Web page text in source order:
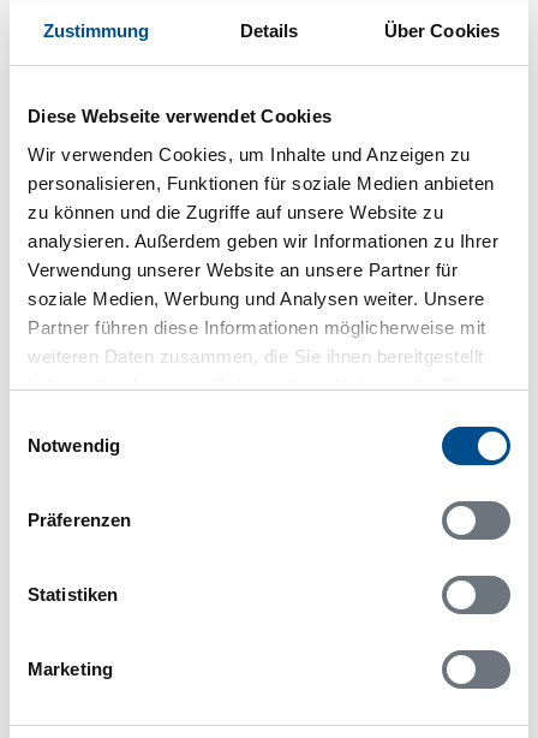
Zustimmung Details Über Cookies
Diese Webseite verwendet Cookies
Wir verwenden Cookies, um Inhalte und Anzeigen zu
personalisieren, Funktionen für soziale Medien anbieten
zu können und die Zugriffe auf unsere Website zu
analysieren. Außerdem geben wir Informationen zu Ihrer
Verwendung unserer Website an unsere Partner für
soziale Medien, Werbung und Analysen weiter. Unsere
Partner führen diese Informationen möglicherweise mit
weiteren Daten zusammen, die Sie ihnen bereitgestellt
haben oder die sie im Rahmen Ihrer Nutzung der Dienste
Notwendig
Präferenzen
Statistiken
Marketing
672 91 Årjäng
In Ihrem Browser scheint ein
Skriptblocker/AdBlocker aktiviert zu sein!
Das Bereitstellen und Ausführen einiger
Funktionen wird dadurch auf dieser Seite
verhindert. Um die Funktionen nutzen zu können,
deaktivieren Sie bitte den Blocker für diese Seite
oder setzen sie auf Ihre Whitelist.
Hinweis:Nachdem Sie Ihre Erlaubnis gegeben
welche Funktionen genutzt werden sollen.
Anreisetag im Belegungskalender anklicken